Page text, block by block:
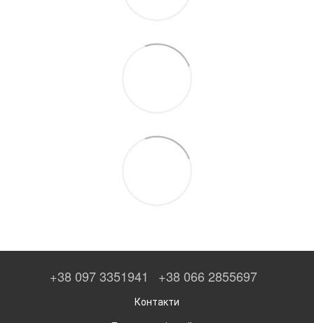
+38 097 3351941 +38 066 2855697
Контакти